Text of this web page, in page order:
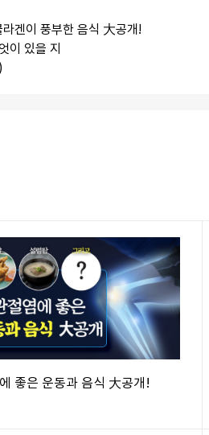
겐이 풍부한 음식 大공개!
이 있을 지
좋은 운동과 음식 大공개!